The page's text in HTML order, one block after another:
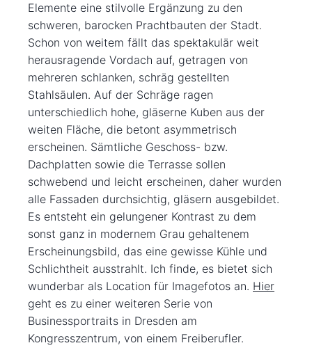
Elemente eine stilvolle Ergänzung zu den
schweren, barocken Prachtbauten der Stadt.
Schon von weitem fällt das spektakulär weit
herausragende Vordach auf, getragen von
mehreren schlanken, schräg gestellten
Stahlsäulen. Auf der Schräge ragen
unterschiedlich hohe, gläserne Kuben aus der
weiten Fläche, die betont asymmetrisch
erscheinen. Sämtliche Geschoss- bzw.
Dachplatten sowie die Terrasse sollen
schwebend und leicht erscheinen, daher wurden
alle Fassaden durchsichtig, gläsern ausgebildet.
Es entsteht ein gelungener Kontrast zu dem
sonst ganz in modernem Grau gehaltenem
Erscheinungsbild, das eine gewisse Kühle und
Schlichtheit ausstrahlt. Ich finde, es bietet sich
wunderbar als Location für Imagefotos an. Hier
geht es zu einer weiteren Serie von
Businessportraits in Dresden am
Kongresszentrum, von einem Freiberufler.